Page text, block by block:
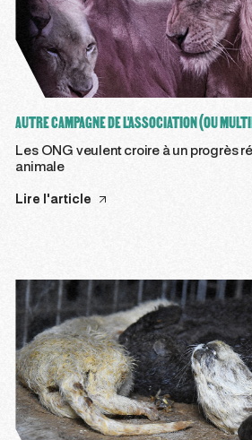
AUTRE CAMPAGNE DE L'ASSOCIATION (OU
Les ONG veulent croire à un progrès
animale
Lire l'article